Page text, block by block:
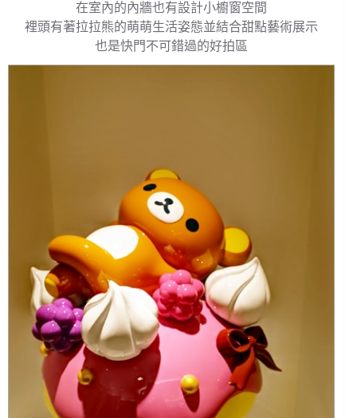
在室內的內牆也有設計小櫥窗空間
裡頭有著拉拉熊的萌萌生活姿態並結合甜點藝術展示
也是快門不可錯過的好拍區